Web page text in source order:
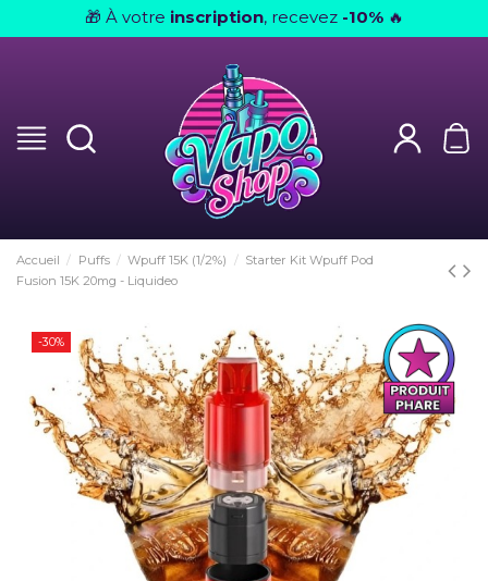
🎁 À votre inscription, recevez -10% 🔥
Accueil Puffs Wpuff 15K (1/2%)
Starter Kit Wpuff Pod
Fusion 15K 20mg - Liquideo
-30%